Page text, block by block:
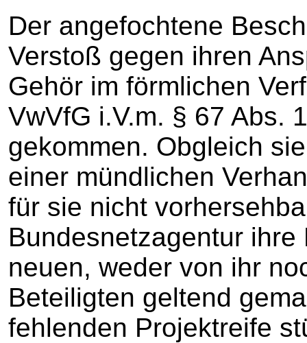
Der angefochtene
Verstoß gegen ihren
Gehör im förmlichen
VwVfG i.V.m. § 67 Abs.
gekommen. Obgleich
einer mündlichen
für sie nicht
Bundesnetzagentur
neuen, weder von ihr
Beteiligten geltend
fehlenden Projektreife